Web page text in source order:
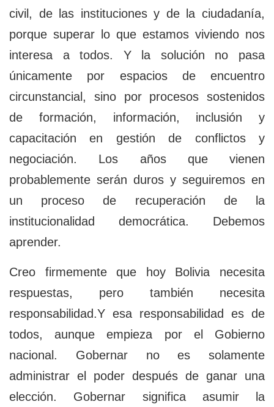
civil, de las instituciones y de la ciudadanía,
porque superar lo que estamos viviendo nos
interesa a todos. Y la solución no pasa
únicamente por espacios de encuentro
circunstancial, sino por procesos sostenidos
de formación, información, inclusión y
capacitación en gestión de conflictos y
negociación. Los años que vienen
probablemente serán duros y seguiremos en
un proceso de recuperación de la
institucionalidad democrática. Debemos
aprender.
Creo firmemente que hoy Bolivia necesita
respuestas, pero también necesita
responsabilidad.Y esa responsabilidad es de
todos, aunque empieza por el Gobierno
nacional. Gobernar no es solamente
administrar el poder después de ganar una
elección. Gobernar significa asumir la